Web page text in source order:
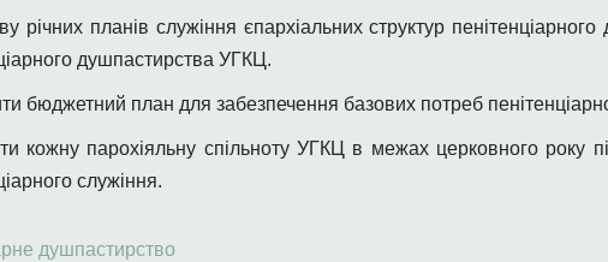
річних планів служіння єпархіальних структур
душпастирства УГКЦ.
бюджетний план для забезпечення базових потреб
кожну парохіяльну спільноту УГКЦ в межах церковного року
служіння.
душпастирство